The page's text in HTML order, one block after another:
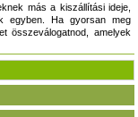
más a kiszállítási ideje,
egyben. Ha gyorsan meg
összeválogatnod, amelyek